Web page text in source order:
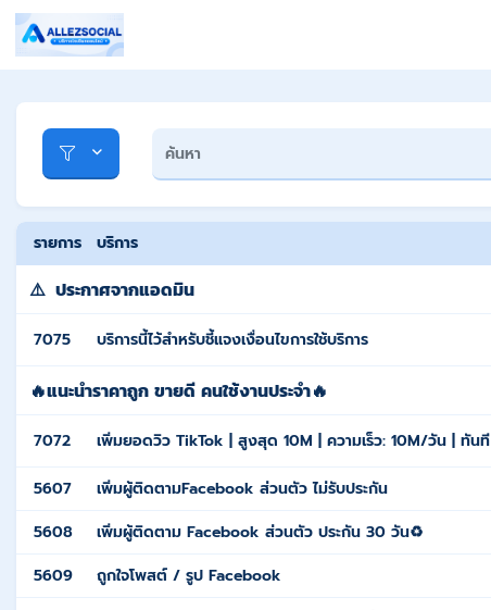
รายการ บริการ
⚠️ ประกาศจากแอดมิน
7075 บริการนี้ไว้สำหรับชี้แจงเงื่อนไขการใช้บริการ
🔥แนะนำราคาถูก ขายดี คนใช้งานประจำ🔥
7072 เพิ่มยอดวิว TikTok | สูงสุด 10M | ความเร็ว: 10M/วัน | ทันที
5607 เพิ่มผู้ติดตามFacebook ส่วนตัว ไม่รับประกัน
5608
เพิ่มผู้ติดตาม Facebook ส่วนตัว ประกัน 30 วัน♻️
5609
ถูกใจโพสต์ / รูป Facebook